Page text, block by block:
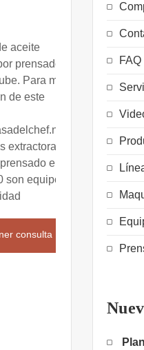
aceite
prensado en
Para más
de este
extractoras de
en frío
son equipos
consulta
FAQ